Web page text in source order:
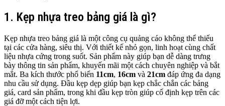
1. Kẹp nhựa treo bảng giá là gì?
Kẹp nhựa treo bảng giá là một công cụ quảng cáo không thể thiếu
tại các cửa hàng, siêu thị. Với thiết kế nhỏ gọn, linh hoạt cùng chất
liệu nhựa cứng trong suốt. Sản phẩm này giúp bạn dễ dàng trưng
bày thông tin sản phẩm, khuyến mãi một cách chuyên nghiệp và bắt
mắt. Ba kích thước phổ biến 11cm, 16cm và 21cm đáp ứng đa dạng
nhu cầu sử dụng. Đầu kẹp dẹp giúp bạn kẹp chắc chắn các bảng
giá, card sản phẩm, trong khi đầu kẹp tròn giúp cố định kẹp trên các
giá đỡ một cách tiện lợi.